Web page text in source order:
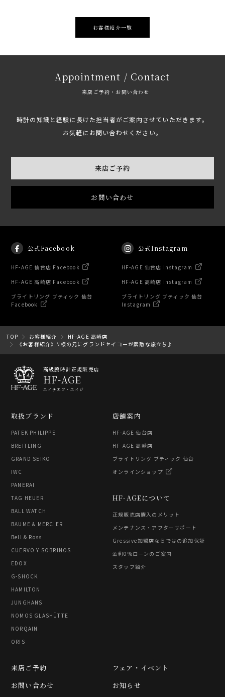
お客様紹介一覧
Appointment / Contact
来店ご予約・お問い合わせ
時計の知識と経験に長けた担当者がご案内させていただきます。
お気軽にお問い合わせください。
来店ご予約
お問い合わせ
公式Facebook
HF-AGE 仙台店 Facebook
HF-AGE 高崎店 Facebook
ブライトリング ブティック 仙台
Facebook
公式Instagram
HF-AGE 仙台店 Instagram
HF-AGE 高崎店 Instagram
ブライトリング ブティック 仙台
Instagram
TOP お客様紹介
HF-AGE 高崎店
《お客様紹介》N様の元にグランドセイコーが素敵な旅立ち♪
高級腕時計正規販売店
HF-AGE
エイチエフ・エイジ
取扱ブランド
PATEK PHILIPPE
BREITLING
GRAND SEIKO
IWC
PANERAI
TAG HEUER
BALL WATCH
BAUME & MERCIER
Bell & Ross
CUERVO Y SOBRINOS
EDOX
G-SHOCK
HAMILTON
JUNGHANS
NOMOS GLASHÜTTE
NORQAIN
ORIS
HF-AGEについて
正規販売店購入のメリット
メンテナンス・アフターサポート
Gressive加盟店ならではの追加保証
金利0%ローンのご案内
スタッフ紹介
店舗案内
HF-AGE 仙台店
HF-AGE 高崎店
ブライトリング ブティック 仙台
オンラインショップ
フェア・イベント
お知らせ
来店ご予約
お問い合わせ